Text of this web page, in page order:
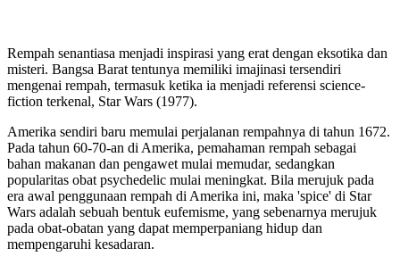
Rempah senantiasa menjadi inspirasi yang erat dengan eksotika dan
misteri. Bangsa Barat tentunya memiliki imajinasi tersendiri
mengenai rempah, termasuk ketika ia menjadi referensi science-
fiction terkenal, Star Wars (1977).
Amerika sendiri baru memulai perjalanan rempahnya di tahun 1672.
Pada tahun 60-70-an di Amerika, pemahaman rempah sebagai
bahan makanan dan pengawet mulai memudar, sedangkan
popularitas obat psychedelic mulai meningkat. Bila merujuk pada
era awal penggunaan rempah di Amerika ini, maka 'spice' di Star
Wars adalah sebuah bentuk eufemisme, yang sebenarnya merujuk
pada obat-obatan yang dapat memperpaniang hidup dan
mempengaruhi kesadaran.